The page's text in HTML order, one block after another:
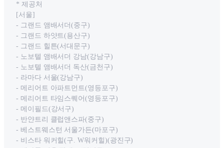
* 제공처
[서울]
- 그랜드 앰배서더(중구)
- 그랜드 하얏트(용산구)
- 그랜드 힐튼(서대문구)
- 노보텔 앰배서더 강남(강남구)
- 노보텔 앰배서더 독산(금천구)
- 라마다 서울(강남구)
- 메리어트 아파트먼트(영등포구)
- 메리어트 타임스퀘어(영등포구)
- 메이필드(강서구)
- 반얀트리 클럽앤스파(중구)
- 베스트웨스턴 서울가든(마포구)
- 비스타 워커힐(구. W워커힐)(광진구)